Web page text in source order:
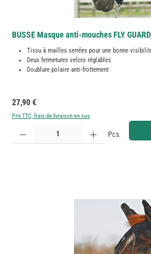
BUSSE Masque anti-mouches FLY
Tissu à mailles serrées pour une bonne
Deux fermetures velcro réglables
Doublure polaire anti-frottement
Prix régulier :
27,90 €
Prix TTC, frais de livraison en sus
Quantité de produit : Entrez la quantité souhaitée
Pcs.